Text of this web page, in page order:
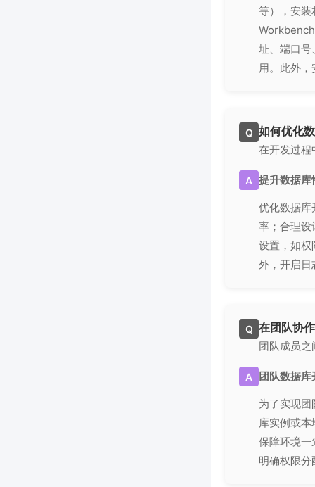
等），安装
址、端口号
用。此外
Q 如何优化
在开发过程
A 提升数据库
优化数据库
率；合理设
设置，如权
外，开启日
Q 在团队协
团队成员
A 团队数据
为了实现
库实例或
保障环境
明确权限